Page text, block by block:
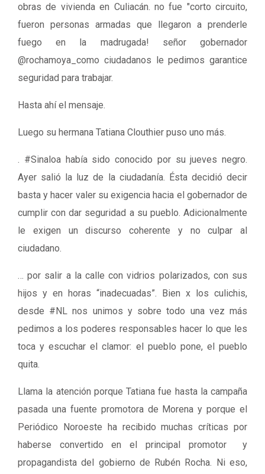
obras de vivienda en Culiacán. no fue "corto circuito,
fueron personas armadas que llegaron a prenderle
fuego en la madrugada! señor gobernador
@rochamoya_como ciudadanos le pedimos garantice
seguridad para trabajar.
Hasta ahí el mensaje.
Luego su hermana Tatiana Clouthier puso uno más.
. #Sinaloa había sido conocido por su jueves negro.
Ayer salió la luz de la ciudadanía. Ésta decidió decir
basta y hacer valer su exigencia hacia el gobernador de
cumplir con dar seguridad a su pueblo. Adicionalmente
le exigen un discurso coherente y no culpar al
ciudadano.
… por salir a la calle con vidrios polarizados, con sus
hijos y en horas “inadecuadas”. Bien x los culichis,
desde #NL nos unimos y sobre todo una vez más
pedimos a los poderes responsables hacer lo que les
toca y escuchar el clamor: el pueblo pone, el pueblo
quita.
Llama la atención porque Tatiana fue hasta la campaña
pasada una fuente promotora de Morena y porque el
Periódico Noroeste ha recibido muchas críticas por
haberse convertido en el principal promotor y
propagandista del gobierno de Rubén Rocha. Ni eso,